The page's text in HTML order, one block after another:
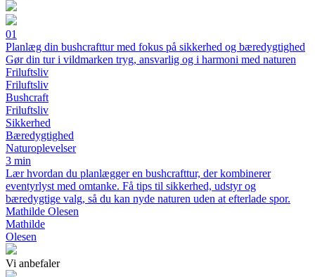
01
Planlæg din bushcrafttur med fokus på sikkerhed og bæredygtighed
Gør din tur i vildmarken tryg, ansvarlig og i harmoni med naturen
Friluftsliv
Friluftsliv
Bushcraft
Friluftsliv
Sikkerhed
Bæredygtighed
Naturoplevelser
3 min
Lær hvordan du planlægger en bushcrafttur, der kombinerer
eventyrlyst med omtanke. Få tips til sikkerhed, udstyr og
bæredygtige valg, så du kan nyde naturen uden at efterlade spor.
Mathilde Olesen
Mathilde
Olesen
Vi anbefaler